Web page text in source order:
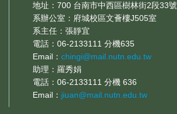
地址：700 台南市中西區樹林街2段33號
系辦公室：府城校區文薈樓J505室
系主任：張靜宜
電話：06-2133111 分機635
Email： chingi@mail.nutn.edu.tw
助理：羅秀娟
電話：06-2133111 分機 636
Email： jiuan@mail.nutn.edu.tw